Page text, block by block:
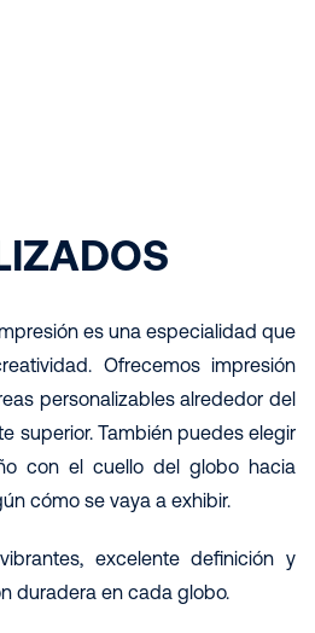
es una especialidad que
Ofrecemos impresión
personalizables alrededor del
superior. También puedes elegir
con el cuello del globo hacia
cómo se vaya a exhibir.
excelente definición y
duradera en cada globo.